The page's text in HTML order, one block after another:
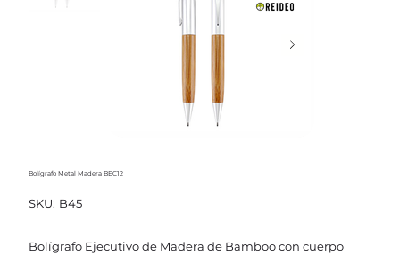
Bolígrafo Metal Madera BEC12
SKU: SKU
B45
B45
Bolígrafo Ejecutivo de Madera de Bamboo con cuerpo